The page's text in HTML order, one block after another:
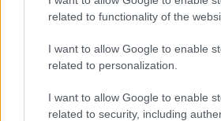
related to functionality of the
I want to allow Google to enable
related to personalization.
I want to allow Google to enable
related to security, including
I nostri cari
I nostri cari